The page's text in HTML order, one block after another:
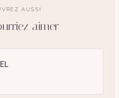
AUSSI
aimer